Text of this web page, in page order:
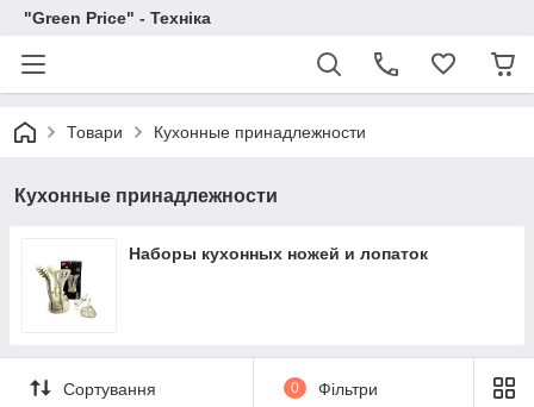
"Green Price" - Техніка
Товари Кухонные принадлежности
Кухонные принадлежности
Наборы кухонных ножей и лопаток
Сортування 0 Фільтри